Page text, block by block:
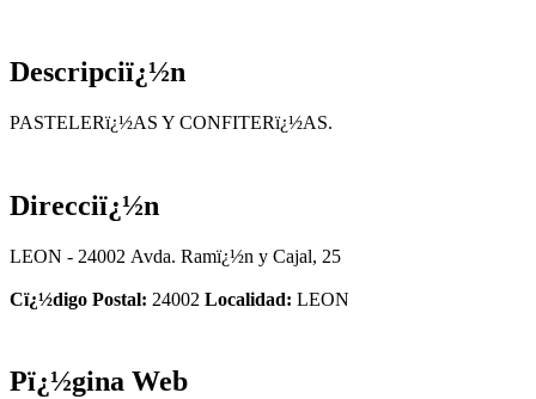
Descripciï¿½n
PASTELERï¿½AS Y CONFITERï¿½AS.
Direcciï¿½n
LEON - 24002 Avda. Ramï¿½n y Cajal, 25
Cï¿½digo Postal: 24002 Localidad: LEON
Pï¿½gina Web